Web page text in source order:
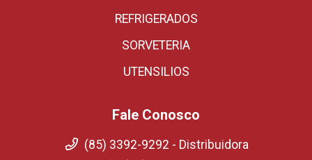
REFRIGERADOS
SORVETERIA
UTENSILIOS
Fale Conosco
(85) 3392-9292 - Distribuidora